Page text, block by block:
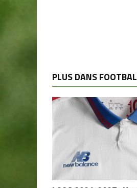
PLUS DANS